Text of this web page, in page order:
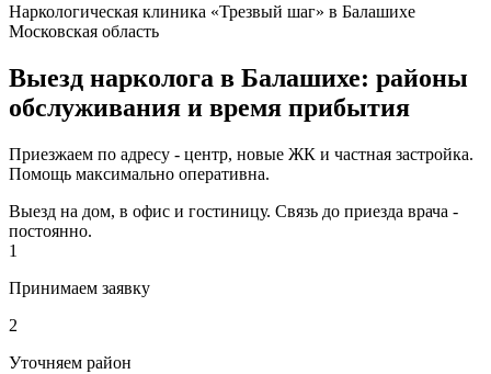
Наркологическая клиника «Трезвый шаг» в Балашихе
Московская область
Выезд нарколога в Балашихе: районы
обслуживания и время прибытия
Приезжаем по адресу - центр, новые ЖК и частная застройка.
Помощь максимально оперативна.
Выезд на дом, в офис и гостиницу. Связь до приезда врача -
постоянно.
1
Принимаем заявку
2
Уточняем район